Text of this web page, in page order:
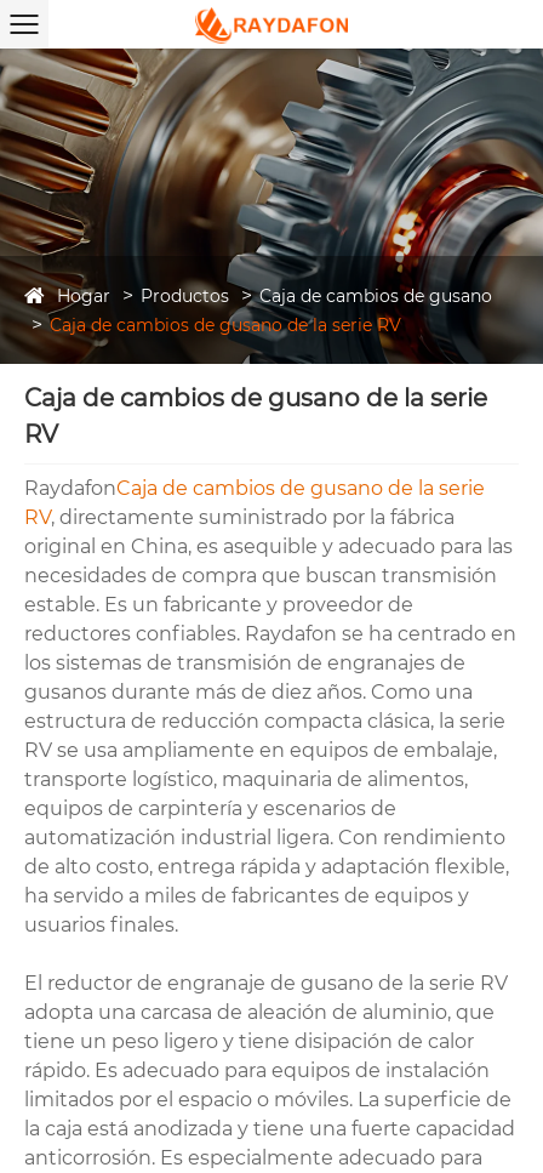
Hogar Productos
Caja de cambios de gusano
Caja de cambios de gusano de la serie RV
Caja de cambios de gusano de la serie
RV
RaydafonCaja de cambios de gusano de la serie
RV, directamente suministrado por la fábrica
original en China, es asequible y adecuado para las
necesidades de compra que buscan transmisión
estable. Es un fabricante y proveedor de
reductores confiables. Raydafon se ha centrado en
los sistemas de transmisión de engranajes de
gusanos durante más de diez años. Como una
estructura de reducción compacta clásica, la serie
RV se usa ampliamente en equipos de embalaje,
transporte logístico, maquinaria de alimentos,
equipos de carpintería y escenarios de
automatización industrial ligera. Con rendimiento
de alto costo, entrega rápida y adaptación flexible,
ha servido a miles de fabricantes de equipos y
usuarios finales.
El reductor de engranaje de gusano de la serie RV
adopta una carcasa de aleación de aluminio, que
tiene un peso ligero y tiene disipación de calor
rápido. Es adecuado para equipos de instalación
limitados por el espacio o móviles. La superficie de
la caja está anodizada y tiene una fuerte capacidad
anticorrosión. Es especialmente adecuado para